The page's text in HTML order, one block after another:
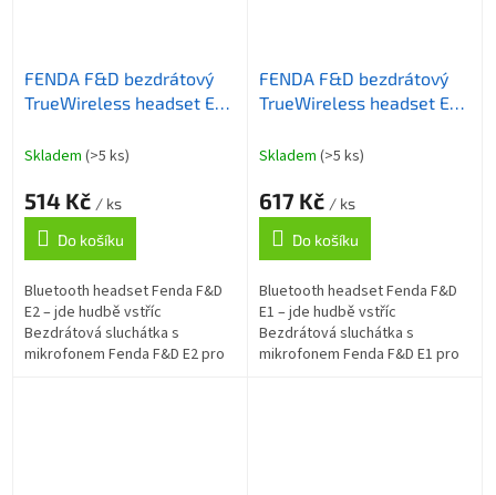
FENDA F&D bezdrátový
TrueWireless headset E2/
Skladem (>5 ks)
514 Kč / ks
Do košíku
Bluetooth headset Fenda F&D
E2 – jde hudbě vstříc
Bezdrátová sluchátka s
mikrofonem Fenda F&D E2 pro
FENDA F&D bezdrátový
TrueWireless headset E1/
Skladem (>5 ks)
617 Kč / ks
Do košíku
Bluetooth headset Fenda F&D
E1 – jde hudbě vstříc
Bezdrátová sluchátka s
mikrofonem Fenda F&D E1 pro